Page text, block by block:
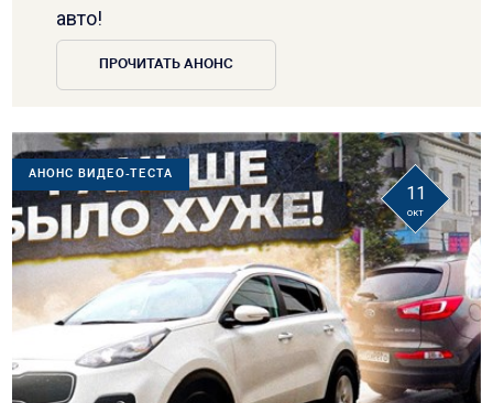
авто!
ПРОЧИТАТЬ АНОНС
АНОНС ВИДЕО-ТЕСТА
11
окт